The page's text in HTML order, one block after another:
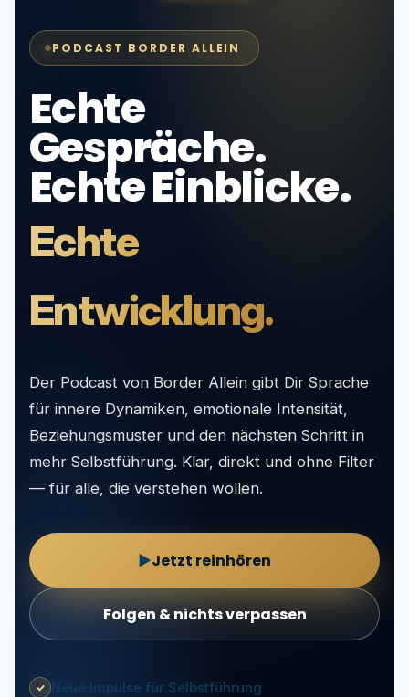
PODCAST BORDER ALLEIN
Echte
Gespräche.
Echte Einblicke.
Echte
Entwicklung.
Der Podcast von Border Allein gibt Dir Sprache
für innere Dynamiken, emotionale Intensität,
Beziehungsmuster und den nächsten Schritt in
mehr Selbstführung. Klar, direkt und ohne Filter
— für alle, die verstehen wollen.
▶Jetzt reinhören
Folgen & nichts verpassen
✓ Neue Impulse für Selbstführung